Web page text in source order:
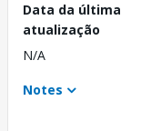
Data da última
atualização
N/A
Notes